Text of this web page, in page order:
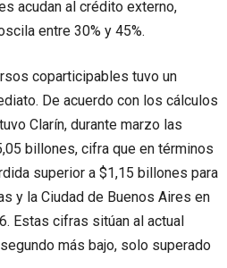
acudan al crédito externo,
entre 30% y 45%.
coparticipables tuvo un
De acuerdo con los cálculos
Clarín, durante marzo las
billones, cifra que en términos
superior a $1,15 billones para
y la Ciudad de Buenos Aires en
Estas cifras sitúan al actual
más bajo, solo superado